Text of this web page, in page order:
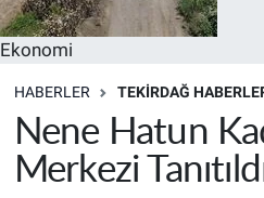
Ekonomi
HABERLER TEKIRDAĞ
Nene Hatun
Merkezi